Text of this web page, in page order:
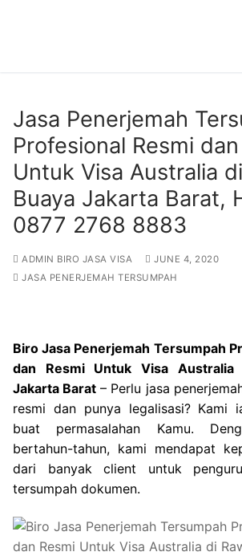
Jasa Penerjemah
Profesional Resmi
Untuk Visa Australia
Buaya Jakarta Barat,
0877 2768 8883
ADMIN BIRO JASA VISA
JUNE 4, 2020
JASA PENERJEMAH TERSUMPAH
Biro Jasa Penerjemah Tersumpah
dan Resmi Untuk Visa Australia
Jakarta Barat – Perlu jasa
resmi dan punya legalisasi? Kami
buat permasalahan Kamu.
bertahun-tahun, kami mendapat
dari banyak client untuk
tersumpah dokumen.